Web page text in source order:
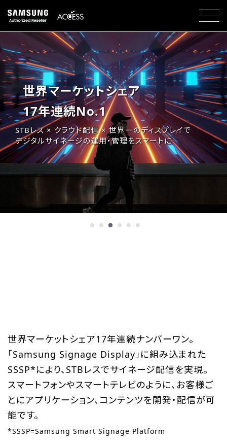
世界マーケットシェア
17年連続No.1
STBレス × クラウド配信 × 世界一のディスプレイで
デジタルサイネージの運用・管理をスマートに
世界マーケットシェア17年連続ナンバーワン。
「Samsung Signage Display」に組み込まれた
SSSP*により、STBレスでサイネージ配信を実現。
スマートフォンやスマートテレビのように、お客様ご
とにアプリケーション、コンテンツを開発・配信が可
能です。
*SSSP=Samsung Smart Signage Platform